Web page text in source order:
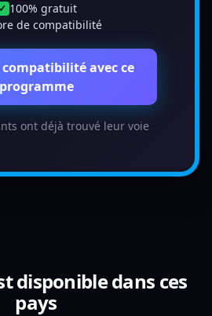
✓ 100% gratuit
de compatibilité
compatibilité avec ce
programme
ont déjà trouvé leur voie
disponible dans ces
pays